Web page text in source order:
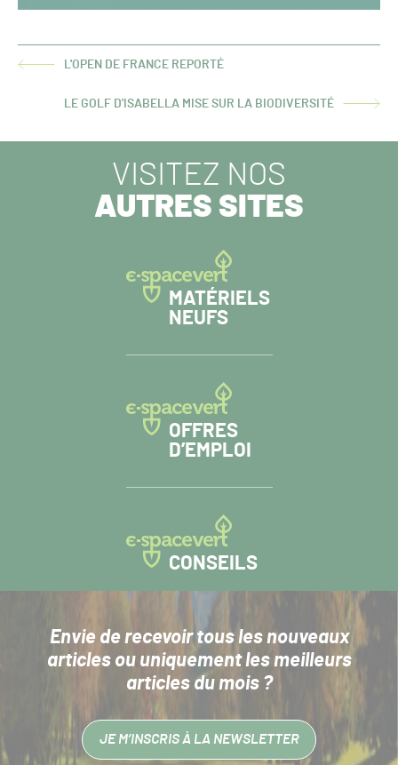
ARTICLEL'OPEN DE FRANCE REPORTÉ
ARTICLE
LE GOLF D'ISABELLA MISE SUR LA BIODIVERSITÉ
VISITEZ NOS
AUTRES SITES
MATÉRIELS
NEUFS
OFFRES
D’EMPLOI
CONSEILS
Envie de recevoir tous les nouveaux
articlesou uniquement les meilleurs
articles du mois ?
JE M’INSCRIS À LA NEWSLETTER